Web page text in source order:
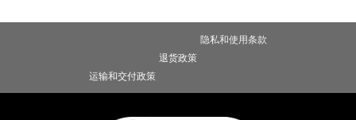
隐私和使用条款
退货政策
运输和交付政策